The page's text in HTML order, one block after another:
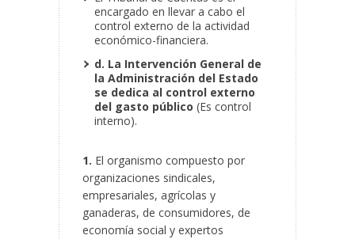
encargado en llevar a cabo el
control externo de la actividad
económico-financiera.
d. La Intervención General de
la Administración del Estado
se dedica al control externo
del gasto público (Es control
interno).
1. El organismo compuesto por
organizaciones sindicales,
empresariales, agrícolas y
ganaderas, de consumidores, de
economía social y expertos